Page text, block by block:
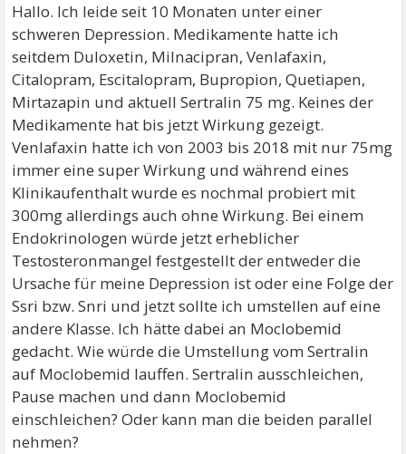
Hallo. Ich leide seit 10 Monaten unter einer
schweren Depression. Medikamente hatte ich
seitdem Duloxetin, Milnacipran, Venlafaxin,
Citalopram, Escitalopram, Bupropion, Quetiapen,
Mirtazapin und aktuell Sertralin 75 mg. Keines der
Medikamente hat bis jetzt Wirkung gezeigt.
Venlafaxin hatte ich von 2003 bis 2018 mit nur 75mg
immer eine super Wirkung und während eines
Klinikaufenthalt wurde es nochmal probiert mit
300mg allerdings auch ohne Wirkung. Bei einem
Endokrinologen würde jetzt erheblicher
Testosteronmangel festgestellt der entweder die
Ursache für meine Depression ist oder eine Folge der
Ssri bzw. Snri und jetzt sollte ich umstellen auf eine
andere Klasse. Ich hätte dabei an Moclobemid
gedacht. Wie würde die Umstellung vom Sertralin
auf Moclobemid lauffen. Sertralin ausschleichen,
Pause machen und dann Moclobemid
einschleichen? Oder kann man die beiden parallel
nehmen?